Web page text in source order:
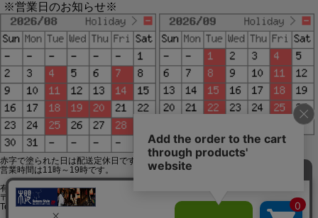
※営業日のお知らせ※
赤字で塗られた日は配送定休日です。
営業時間は11時～19時です。
有限会社ジップジップ SakuraStyle通販事業部
〒650-0021 神戸市中央区三宮町3-9-19イトウビル1,4F
Tel:078-332-2013 FAX:078-333-6644